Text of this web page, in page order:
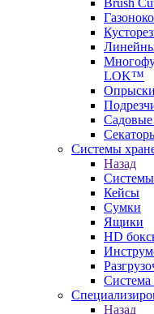
Brush
LOK™
Системы
Назад
Кейсы
Сумки
Ящики
HD
Назад